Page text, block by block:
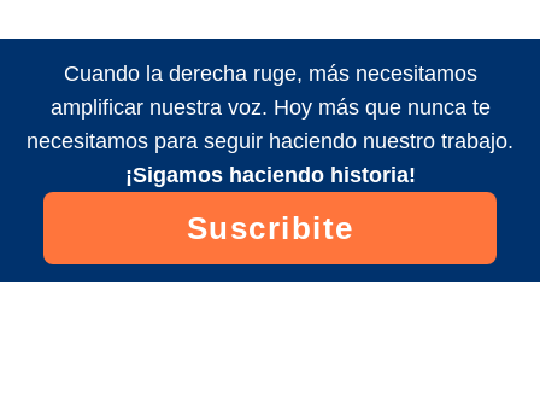
Cuando la derecha ruge, más necesitamos
amplificar nuestra voz. Hoy más que nunca te
necesitamos para seguir haciendo nuestro trabajo.
¡Sigamos haciendo historia!
Suscribite